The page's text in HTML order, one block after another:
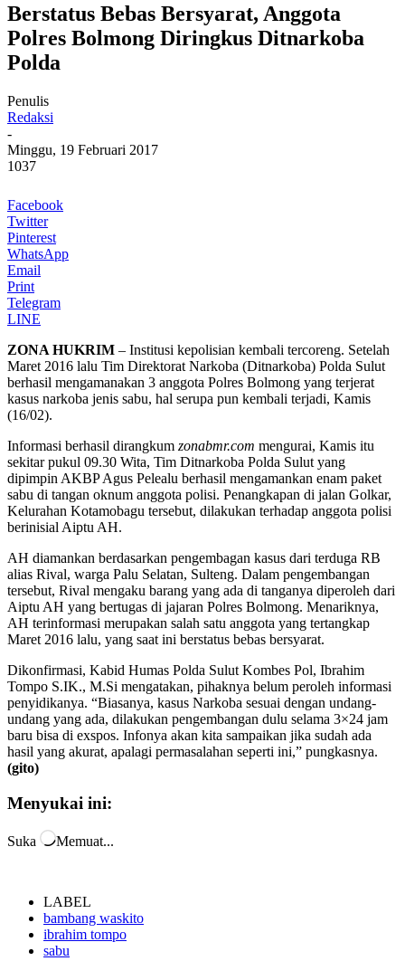
Berstatus Bebas Bersyarat, Anggota
Polres Bolmong Diringkus Ditnarkoba
Polda
Penulis
Redaksi
-
Minggu, 19 Februari 2017
1037
Facebook
Twitter
Pinterest
WhatsApp
Email
Print
Telegram
LINE
ZONA HUKRIM – Institusi kepolisian kembali tercoreng. Setelah
Maret 2016 lalu Tim Direktorat Narkoba (Ditnarkoba) Polda Sulut
berhasil mengamanakan 3 anggota Polres Bolmong yang terjerat
kasus narkoba jenis sabu, hal serupa pun kembali terjadi, Kamis
(16/02).
Informasi berhasil dirangkum zonabmr.com mengurai, Kamis itu
sekitar pukul 09.30 Wita, Tim Ditnarkoba Polda Sulut yang
dipimpin AKBP Agus Pelealu berhasil mengamankan enam paket
sabu di tangan oknum anggota polisi. Penangkapan di jalan Golkar,
Kelurahan Kotamobagu tersebut, dilakukan terhadap anggota polisi
berinisial Aiptu AH.
AH diamankan berdasarkan pengembagan kasus dari terduga RB
alias Rival, warga Palu Selatan, Sulteng. Dalam pengembangan
tersebut, Rival mengaku barang yang ada di tanganya diperoleh dari
Aiptu AH yang bertugas di jajaran Polres Bolmong. Menariknya,
AH terinformasi merupakan salah satu anggota yang tertangkap
Maret 2016 lalu, yang saat ini berstatus bebas bersyarat.
Dikonfirmasi, Kabid Humas Polda Sulut Kombes Pol, Ibrahim
Tompo S.IK., M.Si mengatakan, pihaknya belum peroleh informasi
penyidikanya. “Biasanya, kasus Narkoba sesuai dengan undang-
undang yang ada, dilakukan pengembangan dulu selama 3×24 jam
baru bisa di exspos. Infonya akan kita sampaikan jika sudah ada
hasil yang akurat, apalagi permasalahan seperti ini,” pungkasnya.
(gito)
Menyukai ini:
Suka Memuat...
LABEL
bambang waskito
ibrahim tompo
sabu